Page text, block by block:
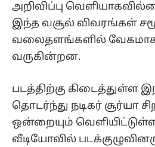
அறிவிப்பு
இந்த வசூல் விவரங்கள்
வலைதளங்களில் வேகமாக
வருகின்றன.
படத்திற்கு கிடைத்துள்ள
தொடர்ந்து நடிகர் சூர்யா
ஒன்றையும்
வீடியோவில்